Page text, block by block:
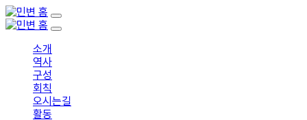
소개
역사
구성
회칙
오시는길
활동